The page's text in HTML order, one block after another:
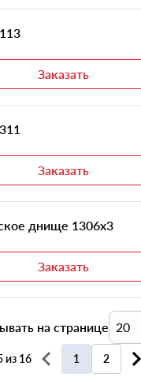
Заказать
Заказать
днище 1306х3
Заказать
на странице 20
20
из 16 1 2